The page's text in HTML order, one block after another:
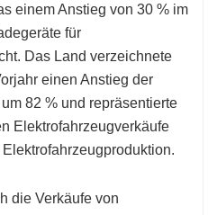
einem Anstieg von 30 % im
für
Das Land verzeichnete
einen Anstieg der
82 % und repräsentierte
Elektrofahrzeugverkäufe
die Verkäufe von